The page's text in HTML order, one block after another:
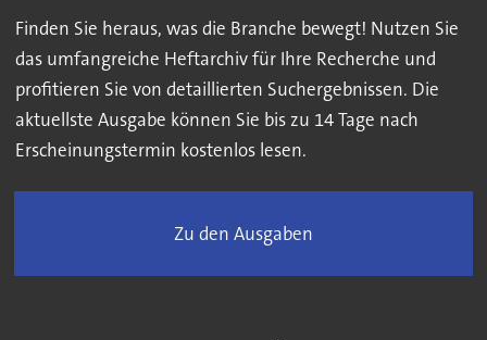
Finden Sie heraus, was die Branche bewegt! Nutzen Sie
das umfangreiche Heftarchiv für Ihre Recherche und
profitieren Sie von detaillierten Suchergebnissen. Die
aktuellste Ausgabe können Sie bis zu 14 Tage nach
Erscheinungstermin kostenlos lesen.
Zu den Ausgaben